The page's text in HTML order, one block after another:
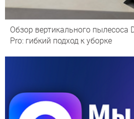
Обзор вертикального пылесоса
Pro: гибкий подход к уборке